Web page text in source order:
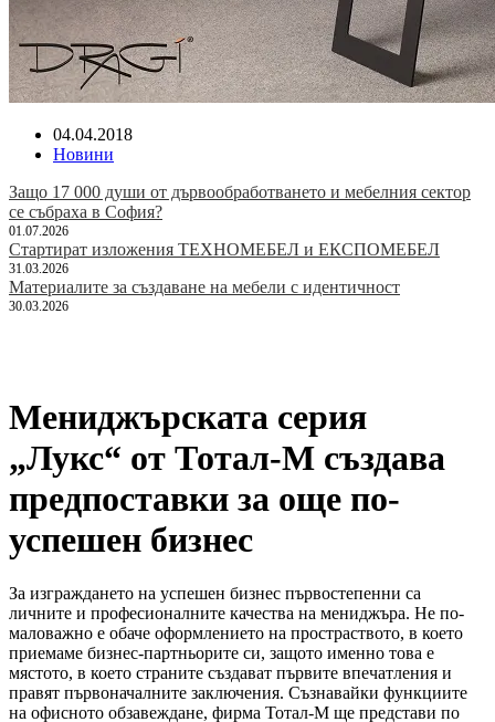
04.04.2018
Новини
Защо 17 000 души от дървообработването и мебелния сектор
се събраха в София?
01.07.2026
Стартират изложения ТЕХНОМЕБЕЛ и ЕКСПОМЕБЕЛ
31.03.2026
Материалите за създаване на мебели с идентичност
30.03.2026
Мениджърската серия
„Лукс“ от Тотал-М създава
предпоставки за още по-
успешен бизнес
За изграждането на успешен бизнес първостепенни са
личните и професионалните качества на мениджъра. Не по-
маловажно е обаче оформлението на простраството, в което
приемаме бизнес-партньорите си, защото именно това е
мястото, в което страните създават първите впечатления и
правят първоначалните заключения. Съзнавайки функциите
на офисното обзавеждане, фирма Тотал-М ще представи по